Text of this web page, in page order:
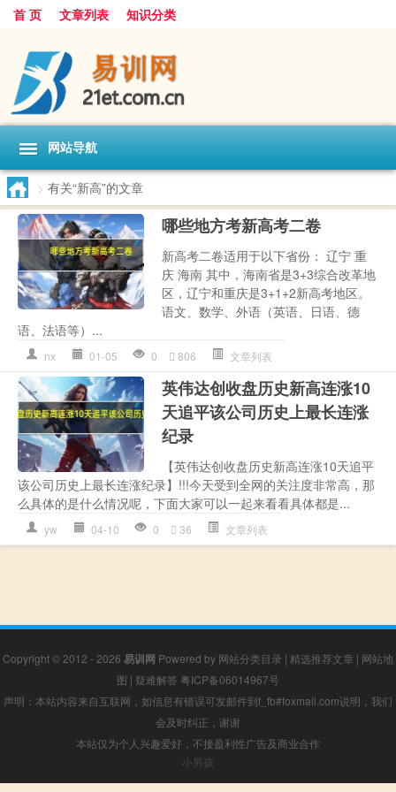
首 页 文章列表 知识分类
网站导航
> 有关“新高”的文章
哪些地方考新高考二卷
新高考二卷适用于以下省份： 辽宁 重
庆 海南 其中，海南省是3+3综合改革地
区，辽宁和重庆是3+1+2新高考地区。
语文、数学、外语（英语、日语、德
语、法语等）...
nx 01-05 0 806 文章列表
英伟达创收盘历史新高连涨10
天追平该公司历史上最长连涨
纪录
【英伟达创收盘历史新高连涨10天追平
该公司历史上最长连涨纪录】!!!今天受到全网的关注度非常高，那
么具体的是什么情况呢，下面大家可以一起来看看具体都是...
yw 04-10 0 36 文章列表
Copyright © 2012 - 2026 易训网 Powered by 网站分类目录 | 精选推荐文章 | 网站地
图 | 疑难解答 粤ICP备06014967号
声明：本站内容来自互联网，如信息有错误可发邮件到f_fb#foxmail.com说明，我们
会及时纠正，谢谢
本站仅为个人兴趣爱好，不接盈利性广告及商业合作
小男孩